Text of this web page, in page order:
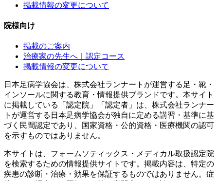
掲載情報の変更について
院様向け
掲載のご案内
治療家の先生へ｜認定コース
掲載情報の変更について
日本足病学協会は、株式会社ランナートが運営する足・靴・
インソールに関する教育・情報提供ブランドです。本サイト
に掲載している「認定院」「認定者」は、株式会社ランナー
トが運営する日本足病学協会が独自に定める講習・基準に基
づく民間認定であり、国家資格・公的資格・医療機関の認可
を示すものではありません。
本サイトは、フォームソティックス・メディカル取扱認定院
を検索するための情報提供サイトです。掲載内容は、特定の
疾患の診断・治療・効果を保証するものではありません。症